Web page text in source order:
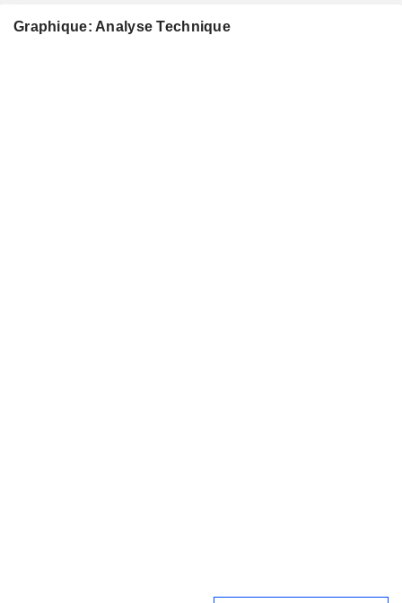
Graphique: Analyse Technique